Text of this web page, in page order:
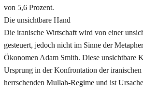
von 5,6 Prozent.
Die unsichtbare Hand
Die iranische Wirtschaft wird von einer
gesteuert, jedoch nicht im Sinne der
Ökonomen Adam Smith. Diese unsichtbare
Ursprung in der Konfrontation der
herrschenden Mullah-Regime und ist